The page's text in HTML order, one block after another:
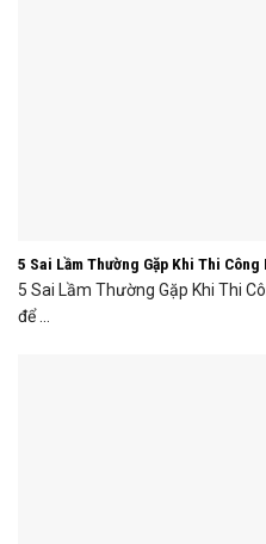
5 Sai Lầm Thường Gặp Khi Thi Công
5 Sai Lầm Thường Gặp Khi Thi
để ...